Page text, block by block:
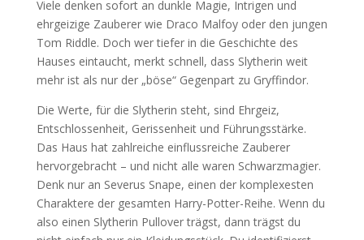
Viele denken sofort an dunkle Magie, Intrigen und
ehrgeizige Zauberer wie Draco Malfoy oder den jungen
Tom Riddle. Doch wer tiefer in die Geschichte des
Hauses eintaucht, merkt schnell, dass Slytherin weit
mehr ist als nur der „böse“ Gegenpart zu Gryffindor.
Die Werte, für die Slytherin steht, sind Ehrgeiz,
Entschlossenheit, Gerissenheit und Führungsstärke.
Das Haus hat zahlreiche einflussreiche Zauberer
hervorgebracht – und nicht alle waren Schwarzmagier.
Denk nur an Severus Snape, einen der komplexesten
Charaktere der gesamten Harry-Potter-Reihe. Wenn du
also einen Slytherin Pullover trägst, dann trägst du